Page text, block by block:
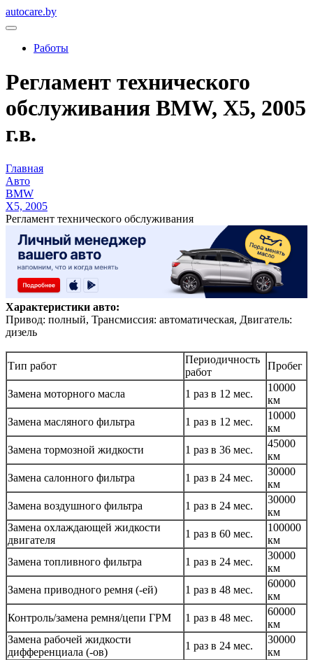
autocare.by
Работы
Регламент технического
обслуживания BMW, X5, 2005
г.в.
Главная
Авто
BMW
X5, 2005
Регламент технического обслуживания
Характеристики авто:
Привод: полный, Трансмиссия: автоматическая, Двигатель:
дизель
Тип работ
Периодичность
работ
Пробег
Замена моторного масла 1 раз в 12 мес.
10000
км
Замена масляного фильтра
1 раз в 12 мес.
10000
км
Замена тормозной жидкости
1 раз в 36 мес.
45000
км
Замена салонного фильтра
1 раз в 24 мес.
30000
км
Замена воздушного фильтра
1 раз в 24 мес.
30000
км
Замена охлаждающей жидкости
двигателя
1 раз в 60 мес.
100000
км
Замена топливного фильтра
1 раз в 24 мес.
30000
км
Замена приводного ремня (-ей)
1 раз в 48 мес.
60000
км
Контроль/замена ремня/цепи ГРМ
1 раз в 48 мес.
60000
км
Замена рабочей жидкости
дифференциала (-ов)
1 раз в 24 мес.
30000
км